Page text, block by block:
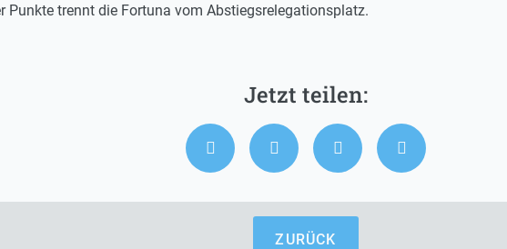
Punkte trennt die Fortuna vom Abstiegsrelegationsplatz.
ZURÜCK